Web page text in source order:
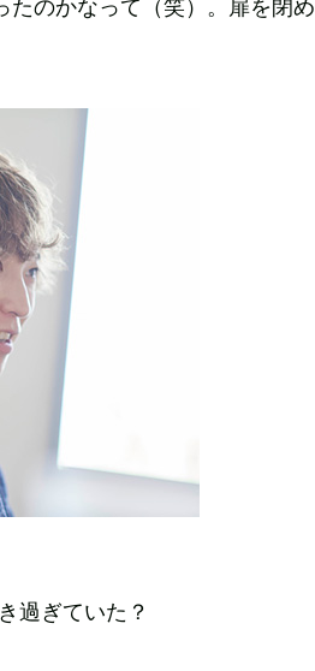
のかなって（笑）。扉を閉
過ぎていた？